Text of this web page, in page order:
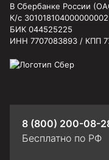
В Сбербанке России
К/с
БИК 044525225
ИНН 7707083893 / КПП
8 (800) 200-08-
Бесплатно по РФ